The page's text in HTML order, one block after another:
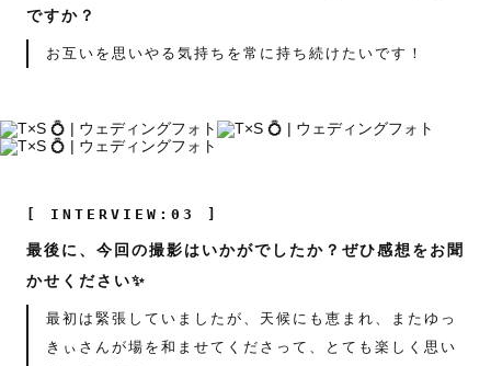
ですか？
お互いを思いやる気持ちを常に持ち続けたいです！
[ INTERVIEW:03 ]
最後に、今回の撮影はいかがでしたか？ぜひ感想をお聞
かせください✨
最初は緊張していましたが、天候にも恵まれ、またゆっ
きぃさんが場を和ませてくださって、とても楽しく思い